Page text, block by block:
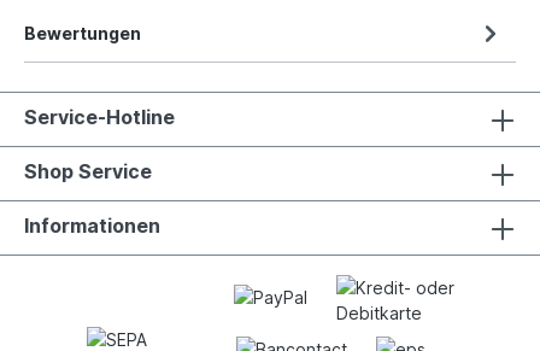
Bewertungen
Service-Hotline
Shop Service
Informationen